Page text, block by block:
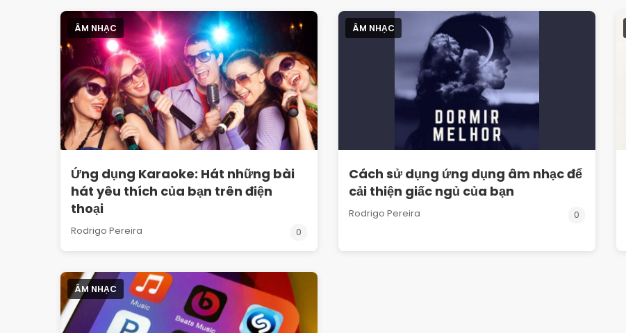
ÂM NHẠC
Ứng dụng Karaoke: Hát những bài
hát yêu thích của bạn trên điện
thoại
Rodrigo Pereira 0
ÂM NHẠC
Cách sử dụng ứng dụng âm nhạc để
cải thiện giấc ngủ của bạn
Rodrigo Pereira 0
ÂM NHẠC